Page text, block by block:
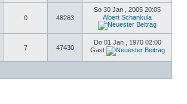
0 48263
So 30 Jan , 2005 20:05
Albert Schankula
7 47430
Do 01 Jan , 1970 02:00
Gast